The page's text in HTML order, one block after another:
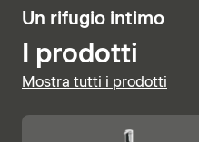
2
Un rifugio intimo
I prodotti
Mostra tutti i prodotti